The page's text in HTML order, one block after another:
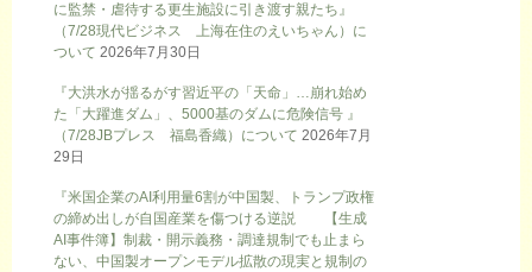
に監禁・虐待する更生施設に引き渡す親たち』
（7/28現代ビジネス 上海在住のえいちゃん）に
ついて 2026年7月30日
『大洪水が揺るがす習近平の「天命」…崩れ始め
た「大躍進ダム」、5000基のダムに危険信号 』
（7/28JBプレス 福島香織）について 2026年7月
29日
『米国企業のAI利用量6割が中国製、トランプ政権
の締め出しが自国産業を傷つける逆説 【生成
AI事件簿】制裁・開示義務・調達規制でも止まら
ない、中国製オープンモデル拡散の現実と規制の